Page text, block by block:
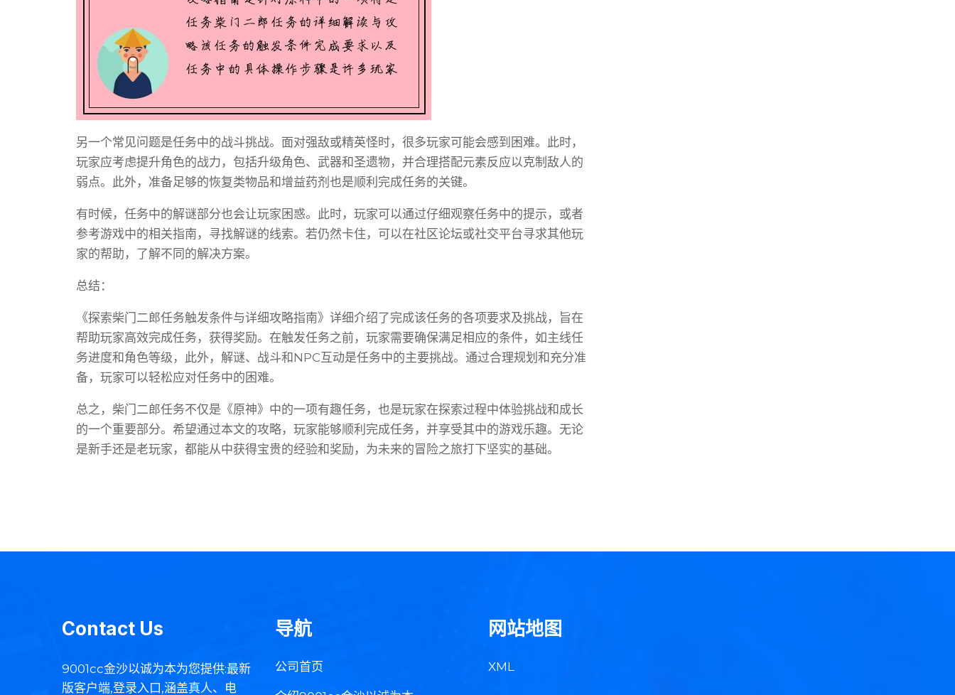
另一个常见问题是任务中的战斗挑战。面对强敌或精英怪时，很多玩家可能会感到困难。此时，
玩家应考虑提升角色的战力，包括升级角色、武器和圣遗物，并合理搭配元素反应以克制敌人的
弱点。此外，准备足够的恢复类物品和增益药剂也是顺利完成任务的关键。
有时候，任务中的解谜部分也会让玩家困惑。此时，玩家可以通过仔细观察任务中的提示，或者
参考游戏中的相关指南，寻找解谜的线索。若仍然卡住，可以在社区论坛或社交平台寻求其他玩
家的帮助，了解不同的解决方案。
总结：
《探索柴门二郎任务触发条件与详细攻略指南》详细介绍了完成该任务的各项要求及挑战，旨在
帮助玩家高效完成任务，获得奖励。在触发任务之前，玩家需要确保满足相应的条件，如主线任
务进度和角色等级，此外，解谜、战斗和NPC互动是任务中的主要挑战。通过合理规划和充分准
备，玩家可以轻松应对任务中的困难。
总之，柴门二郎任务不仅是《原神》中的一项有趣任务，也是玩家在探索过程中体验挑战和成长
的一个重要部分。希望通过本文的攻略，玩家能够顺利完成任务，并享受其中的游戏乐趣。无论
是新手还是老玩家，都能从中获得宝贵的经验和奖励，为未来的冒险之旅打下坚实的基础。
Contact Us
9001cc金沙以诚为本为您提供:最新
版客户端,登录入口,涵盖真人、电
导航
公司首页
网站地图
XML